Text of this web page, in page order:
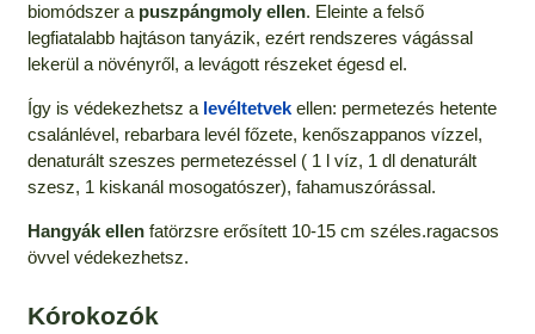
biomódszer a puszpángmoly ellen. Eleinte a felső
legfiatalabb hajtáson tanyázik, ezért rendszeres vágással
lekerül a növényről, a levágott részeket égesd el.
Így is védekezhetsz a levéltetvekellen: permetezés hetente
csalánlével, rebarbara levél főzete, kenőszappanos vízzel,
denaturált szeszes permetezéssel ( 1 l víz, 1 dl denaturált
szesz, 1 kiskanál mosogatószer), fahamuszórással.
Hangyák ellenfatörzsre erősített 10-15 cm széles.ragacsos
övvel védekezhetsz.
Kórokozók